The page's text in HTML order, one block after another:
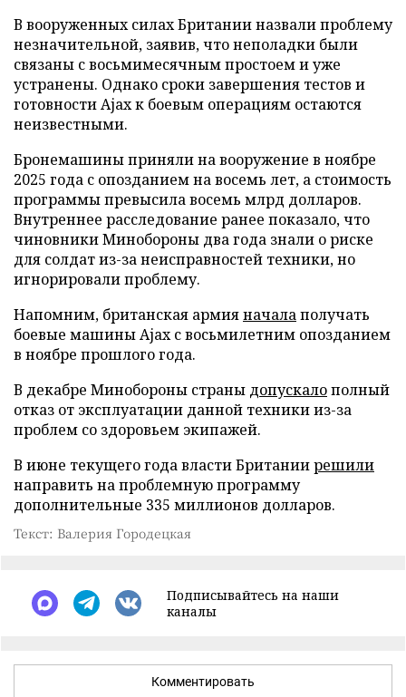
В вооруженных силах Британии назвали проблему
незначительной, заявив, что неполадки были
связаны с восьмимесячным простоем и уже
устранены. Однако сроки завершения тестов и
готовности Ajax к боевым операциям остаются
неизвестными.
Бронемашины приняли на вооружение в ноябре
2025 года с опозданием на восемь лет, а стоимость
программы превысила восемь млрд долларов.
Внутреннее расследование ранее показало, что
чиновники Минобороны два года знали о риске
для солдат из-за неисправностей техники, но
игнорировали проблему.
Напомним, британская армияначалаполучать
боевые машины Ajax с восьмилетним опозданием
в ноябре прошлого года.
В декабре Минобороны страны допускалополный
отказ от эксплуатации данной техники из-за
проблем со здоровьем экипажей.
В июне текущего года власти Британиирешили
направить на проблемную программу
дополнительные 335 миллионов долларов.
Текст: Валерия Городецкая
Подписывайтесь на наши
каналы
Комментировать